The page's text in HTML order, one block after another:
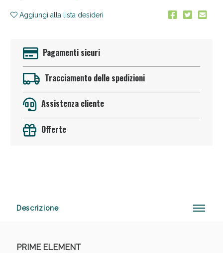
Aggiungi alla lista desideri
Pagamenti sicuri
Tracciamento delle spedizioni
Assistenza cliente
Offerte
Descrizione
PRIME ELEMENT
Anticellulite e Fanghi: Sconto fino al 40% valido
oggi!